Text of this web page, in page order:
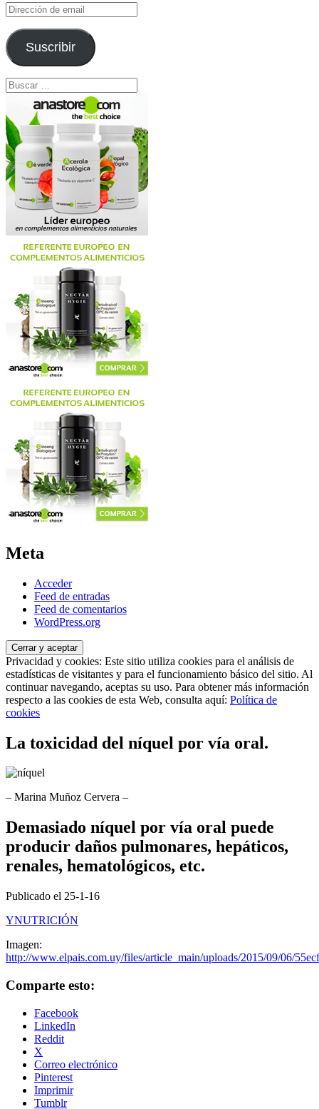
Dirección
de
email
Suscribir
Buscar:
Meta
Acceder
Feed de entradas
Feed de comentarios
WordPress.org
Privacidad y cookies: Este sitio utiliza cookies para el análisis de
estadísticas de visitantes y para el funcionamiento básico del sitio. Al
continuar navegando, aceptas su uso. Para obtener más información
respecto a las cookies de esta Web, consulta aquí: Política de
cookies
La toxicidad del níquel por vía oral.
– Marina Muñoz Cervera –
Demasiado níquel por vía oral puede
producir daños pulmonares, hepáticos,
renales, hematológicos, etc.
Publicado el 25-1-16
YNUTRICIÓN
Imagen:
http://www.elpais.com.uy/files/article_main/uploads/2015/09/06/
Comparte esto:
Facebook
LinkedIn
Reddit
X
Correo electrónico
Pinterest
Imprimir
Tumblr